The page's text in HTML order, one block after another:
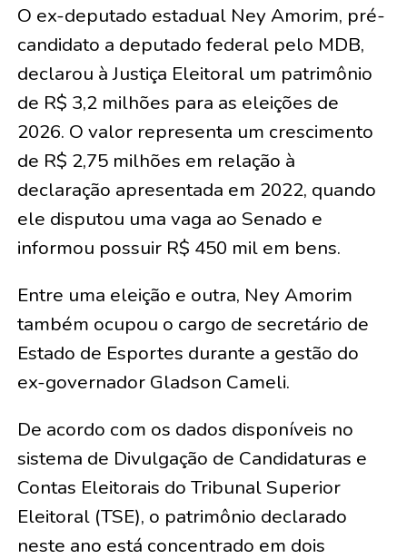
O ex-deputado estadual Ney Amorim, pré-
candidato a deputado federal pelo MDB,
declarou à Justiça Eleitoral um patrimônio
de R$ 3,2 milhões para as eleições de
2026. O valor representa um crescimento
de R$ 2,75 milhões em relação à
declaração apresentada em 2022, quando
ele disputou uma vaga ao Senado e
informou possuir R$ 450 mil em bens.
Entre uma eleição e outra, Ney Amorim
também ocupou o cargo de secretário de
Estado de Esportes durante a gestão do
ex-governador Gladson Cameli.
De acordo com os dados disponíveis no
sistema de Divulgação de Candidaturas e
Contas Eleitorais do Tribunal Superior
Eleitoral (TSE), o patrimônio declarado
neste ano está concentrado em dois